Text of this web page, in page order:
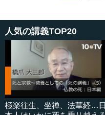
人気の講義TOP20
極楽往生、坐禅、法華経…日